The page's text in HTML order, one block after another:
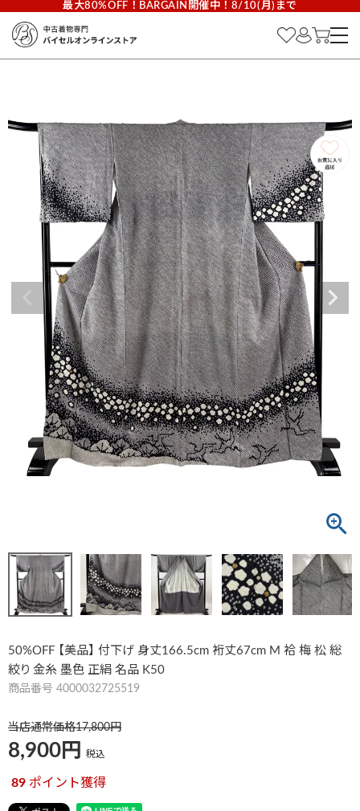
最大80%OFF！BARGAIN開催中！8/10(月)まで
50%OFF 【美品】 付下げ 身丈166.5cm 裄丈67cm M 袷 梅 松 総
絞り 金糸 墨色 正絹 名品 K50
商品番号 4000032725519
当店通常価格17,800
8,900 税込
89 ポイント獲得